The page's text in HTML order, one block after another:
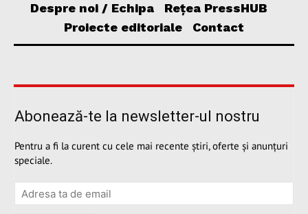
Despre noi / Echipa
Rețea PressHUB
Proiecte editoriale
Contact
Abonează-te la newsletter-ul nostru
Pentru a fi la curent cu cele mai recente știri, oferte și anunțuri
speciale.